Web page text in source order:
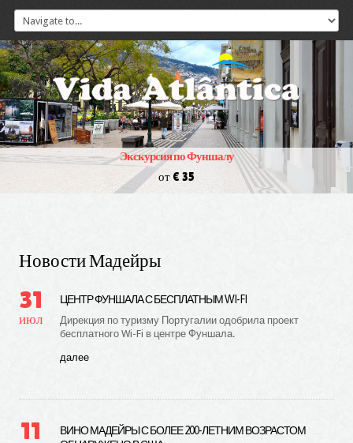
Экскурсия по Фуншалу
от € 35
Новости Мадейры
31
июл
ЦЕНТР ФУНШАЛА С БЕСПЛАТНЫМ WI-FI
Дирекция по туризму Португалии одобрила проект
бесплатного Wi-Fi в центре Фуншала.
далее
11
ВИНО МАДЕЙРЫ С БОЛЕЕ 200-ЛЕТНИМ ВОЗРАСТОМ